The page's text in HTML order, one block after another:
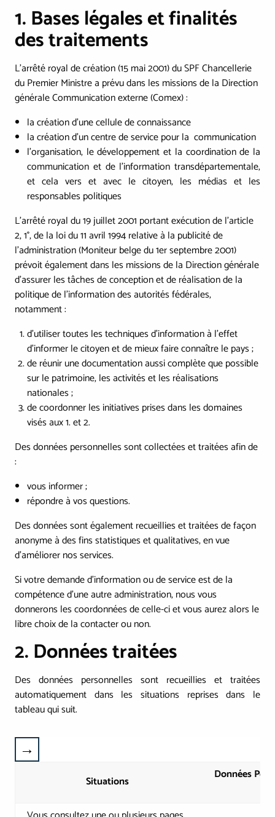
1. Bases légales et finalités
des traitements
L’arrêté royal de création (15 mai 2001) du SPF Chancellerie
du Premier Ministre a prévu dans les missions de la Direction
générale Communication externe (Comex) :
la création d'une cellule de connaissance
la création d'un centre de service pour la communication
l'organisation, le développement et la coordination de la
communication et de l'information transdépartementale,
et cela vers et avec le citoyen, les médias et les
responsables politiques
L’arrêté royal du 19 juillet 2001 portant exécution de l'article
2, 1°, de la loi du 11 avril 1994 relative à la publicité de
l’administration (Moniteur belge du 1er septembre 2001)
prévoit également dans les missions de la Direction générale
d’assurer les tâches de conception et de réalisation de la
politique de l'information des autorités fédérales,
notamment :
d'utiliser toutes les techniques d'information à l'effet
d'informer le citoyen et de mieux faire connaître le pays ;
de réunir une documentation aussi complète que possible
sur le patrimoine, les activités et les réalisations
nationales ;
de coordonner les initiatives prises dans les domaines
visés aux 1. et 2.
Des données personnelles sont collectées et traitées afin de
:
vous informer ;
répondre à vos questions.
Des données sont également recueillies et traitées de façon
anonyme à des fins statistiques et qualitatives, en vue
d’améliorer nos services.
Si votre demande d’information ou de service est de la
compétence d’une autre administration, nous vous
donnerons les coordonnées de celle-ci et vous aurez alors le
libre choix de la contacter ou non.
2. Données traitées
Des données personnelles sont recueillies et traitées
automatiquement dans les situations reprises dans le
tableau qui suit.
Situations
Données